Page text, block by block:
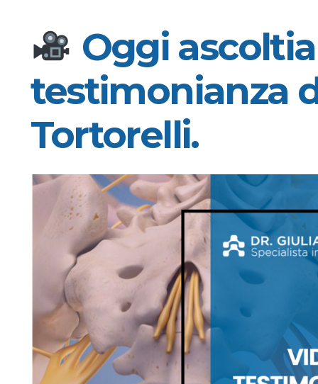
Oggi
testimonianza
Tortorelli.